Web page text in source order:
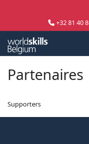
+32 81 40
Partenaires
Supporters